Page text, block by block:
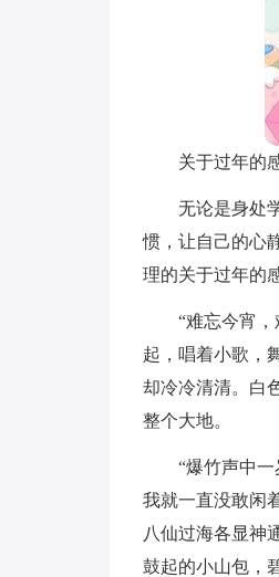
关于过年的
无论是身处
惯，让自己的心
理的关于过年的
“难忘今宵
起，唱着小歌，
却冷冷清清。白
整个大地。
“爆竹声中
我就一直没敢闲
八仙过海各显神
鼓起的小山包，